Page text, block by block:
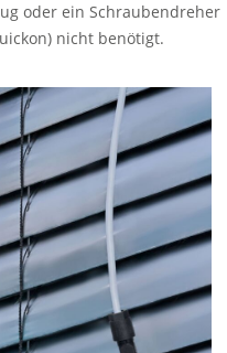
oder ein Schraubendreher
nicht benötigt.